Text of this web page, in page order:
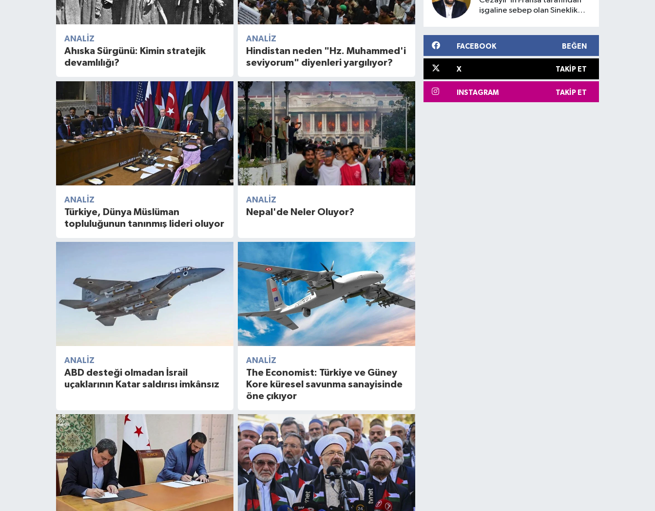
ANALIZ
Ahıska Sürgünü: Kimin stratejik
devamlılığı?
ANALIZ
Hindistan neden "Hz. Muhammed'i
seviyorum" diyenleri yargılıyor?
ANALIZ
Türkiye, Dünya Müslüman
topluluğunun tanınmış lideri oluyor
ANALIZ
Nepal'de Neler Oluyor?
ANALIZ
ABD desteği olmadan İsrail
uçaklarının Katar saldırısı imkânsız
ANALIZ
The Economist: Türkiye ve Güney
Kore küresel savunma sanayisinde
öne çıkıyor
işgaline sebep olan Sineklik
FACEBOOK BEĞEN
X TAKIP ET
INSTAGRAM TAKIP ET